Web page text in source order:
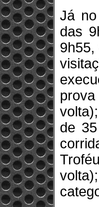
Já
das
de